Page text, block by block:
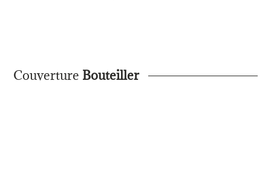
Couverture Bouteiller